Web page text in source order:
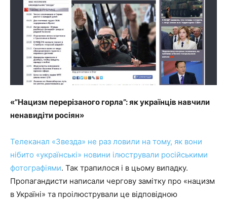
«”Нацизм перерізаного горла”: як українців навчили
ненавидіти росіян»
Телеканал «Звезда» не раз ловили на тому, як вони
нібито «українські» новини ілюстрували російськими
фотографіями. Так трапилося і в цьому випадку.
Пропагандисти написали чергову замітку про «нацизм
в Україні» та проілюстрували це відповідною